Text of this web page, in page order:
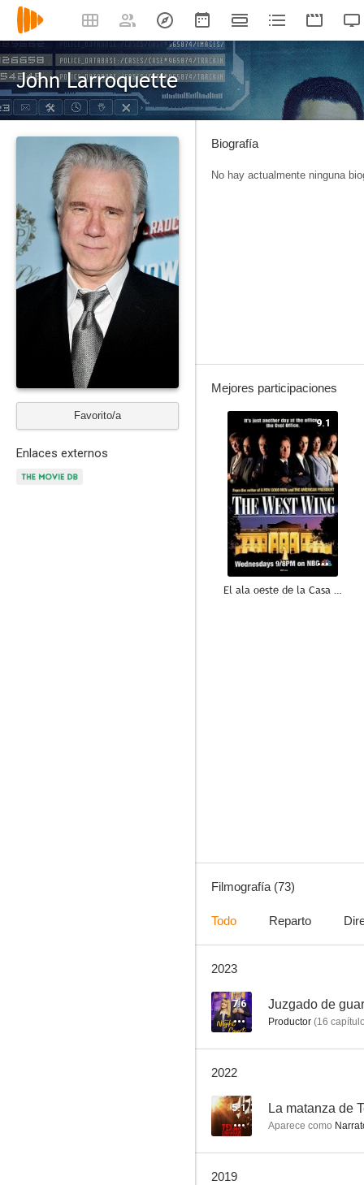
John Larroquette
Favorito/a
Enlaces externos
Biografía
No hay actualmente ninguna
Mejores participaciones
9.1
El ala oeste de la Casa Blanca
Ladrón de guante blanco
8.5
Filmografía (73)
Todo Reparto
2023
7.6 Juzgado de
Productor (16
2022
5.1 La matanza de
Aparece como
2019